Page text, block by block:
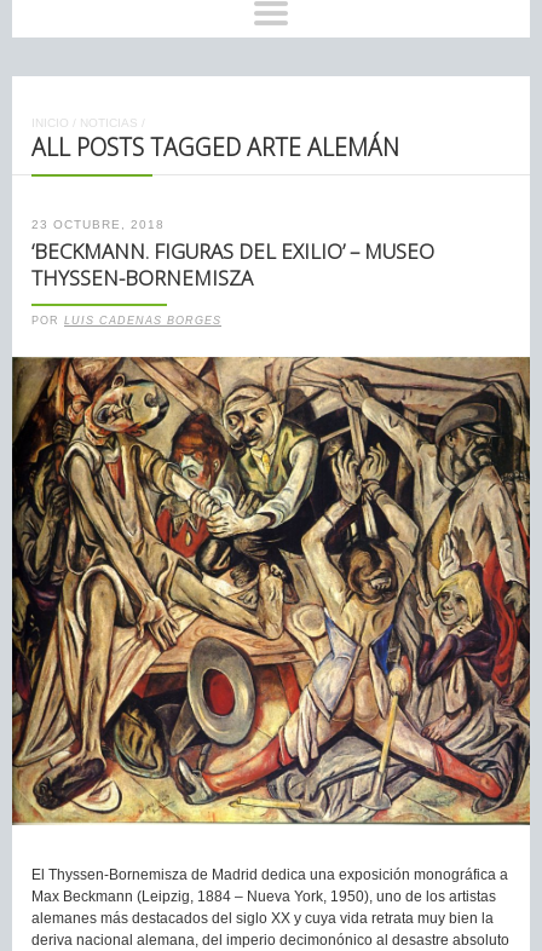
INICIO / NOTICIAS /
ALL POSTS TAGGED ARTE ALEMÁN
23 OCTUBRE, 2018
‘BECKMANN. FIGURAS DEL EXILIO’ – MUSEO
THYSSEN-BORNEMISZA
POR LUIS CADENAS BORGES
El Thyssen-Bornemisza de Madrid dedica una exposición monográfica a
Max Beckmann (Leipzig, 1884 – Nueva York, 1950), uno de los artistas
alemanes más destacados del siglo XX y cuya vida retrata muy bien la
deriva nacional alemana, del imperio decimonónico al desastre absoluto